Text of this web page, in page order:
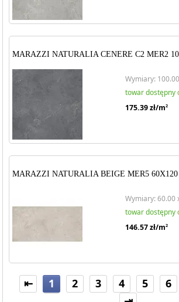
MARAZZI NATURALIA CENERE C2 MER2
Wymiary:
towar dostępny
175.39zł/m2
MARAZZI NATURALIA BEIGE MER5 60X120
Wymiary: 60.00
towar dostępny
146.57zł/m2
⇤ 1 2 3 4 5 6